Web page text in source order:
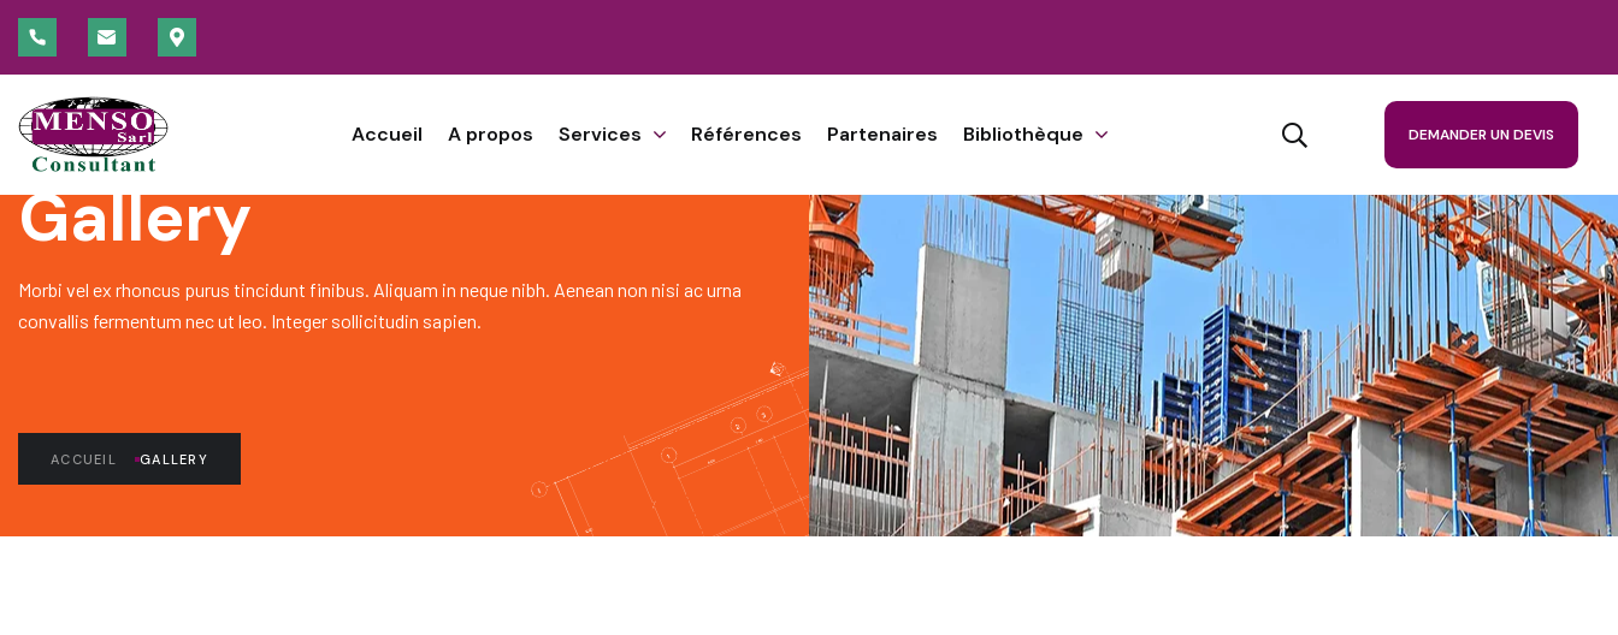
Accueil A propos Services Références Partenaires Bibliothèque DEMANDER UN DEVIS
OUR MOMENT
Gallery
Morbi vel ex rhoncus purus tincidunt finibus. Aliquam in neque nibh. Aenean non nisi ac urna
convallis fermentum nec ut leo. Integer sollicitudin sapien.
ACCUEIL GALLERY